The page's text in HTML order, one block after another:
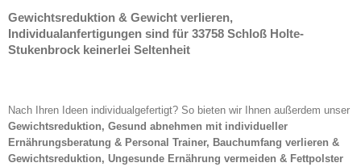
Gewichtsreduktion & Gewicht verlieren,
Individualanfertigungen sind für 33758 Schloß Holte-
Stukenbrock keinerlei Seltenheit
Nach Ihren Ideen individualgefertigt? So bieten wir Ihnen außerdem unser
Gewichtsreduktion, Gesund abnehmen mit individueller
Ernährungsberatung & Personal Trainer, Bauchumfang verlieren &
Gewichtsreduktion, Ungesunde Ernährung vermeiden & Fettpolster